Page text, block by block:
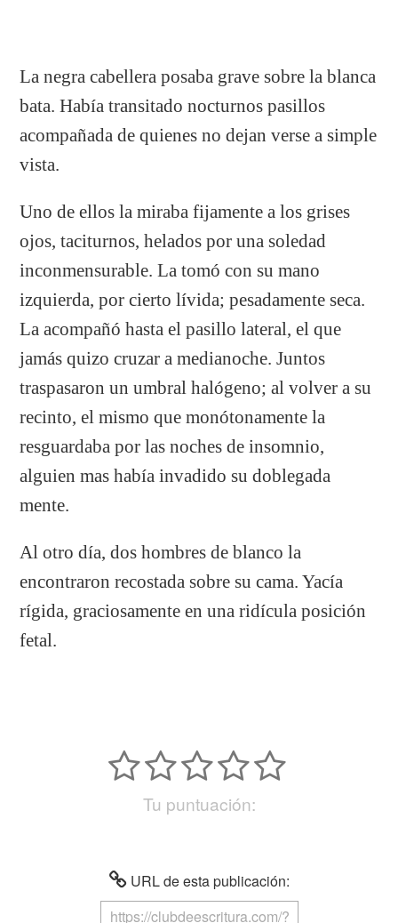
La negra cabellera posaba grave sobre la blanca
bata. Había transitado nocturnos pasillos
acompañada de quienes no dejan verse a simple
vista.
Uno de ellos la miraba fijamente a los grises
ojos, taciturnos, helados por una soledad
inconmensurable. La tomó con su mano
izquierda, por cierto lívida; pesadamente seca.
La acompañó hasta el pasillo lateral, el que
jamás quizo cruzar a medianoche. Juntos
traspasaron un umbral halógeno; al volver a su
recinto, el mismo que monótonamente la
resguardaba por las noches de insomnio,
alguien mas había invadido su doblegada
mente.
Al otro día, dos hombres de blanco la
encontraron recostada sobre su cama. Yacía
rígida, graciosamente en una ridícula posición
fetal.
Tu puntuación:
URL de esta publicación: